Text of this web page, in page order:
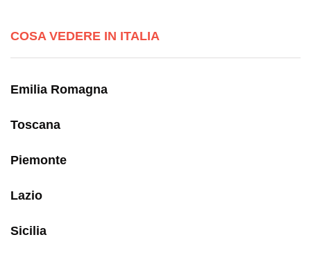
COSA VEDERE IN ITALIA
Emilia Romagna
Toscana
Piemonte
Lazio
Sicilia